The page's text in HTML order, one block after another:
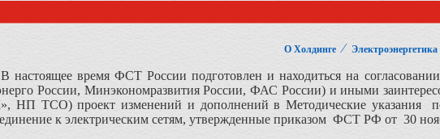
О Холдинге ⁄ Электроэнергетика
время ФСТ России подготовлен и находиться на согласовании
России, Минэкономразвития России, ФАС России) и иными
НП ТСО) проект изменений и дополнений в Методические указания
к электрическим сетям, утвержденные приказом ФСТ РФ от 30